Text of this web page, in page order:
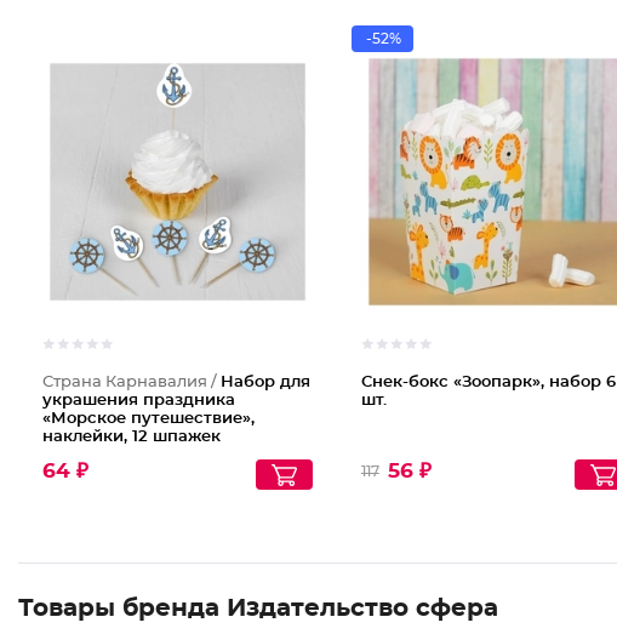
Страна Карнавалия / Набор для
украшения праздника
«Морское путешествие»,
наклейки, 12 шпажек
64 ₽
-52%
Снек-бокс «Зоопарк», набор 6
шт.
117 56 ₽
Товары бренда Издательство сфера